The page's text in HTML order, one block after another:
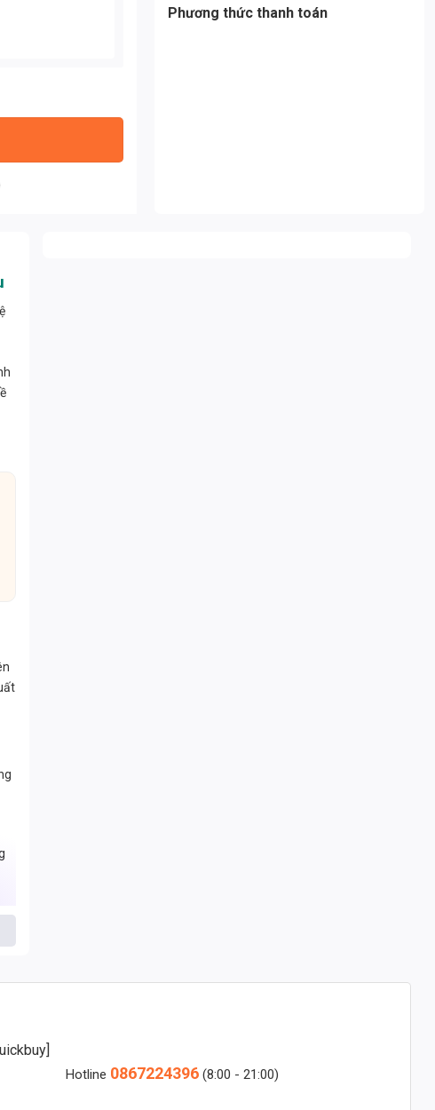
Phương thức thanh toán
Hotline 0867224396 (8:00 - 21:00)